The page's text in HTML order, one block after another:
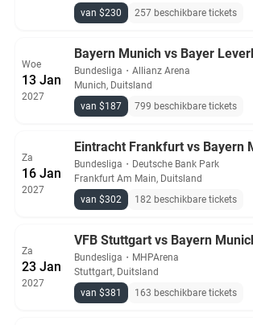
van $230
257 beschikbare tickets
Woe
13 Jan
2027
Bayern Munich vs Bayer
Bundesliga ・ Allianz Arena
Munich, Duitsland
van $187
799 beschikbare tickets
Za
16 Jan
2027
Eintracht Frankfurt vs Bayern
Bundesliga ・ Deutsche Bank Park
Frankfurt Am Main, Duitsland
van $302
182 beschikbare tickets
Za
23 Jan
2027
VFB Stuttgart vs Bayern
Bundesliga ・ MHPArena
Stuttgart, Duitsland
van $381
163 beschikbare tickets